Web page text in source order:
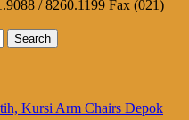
/ 8260.1199 Fax (021)
Kursi Arm Chairs Depok